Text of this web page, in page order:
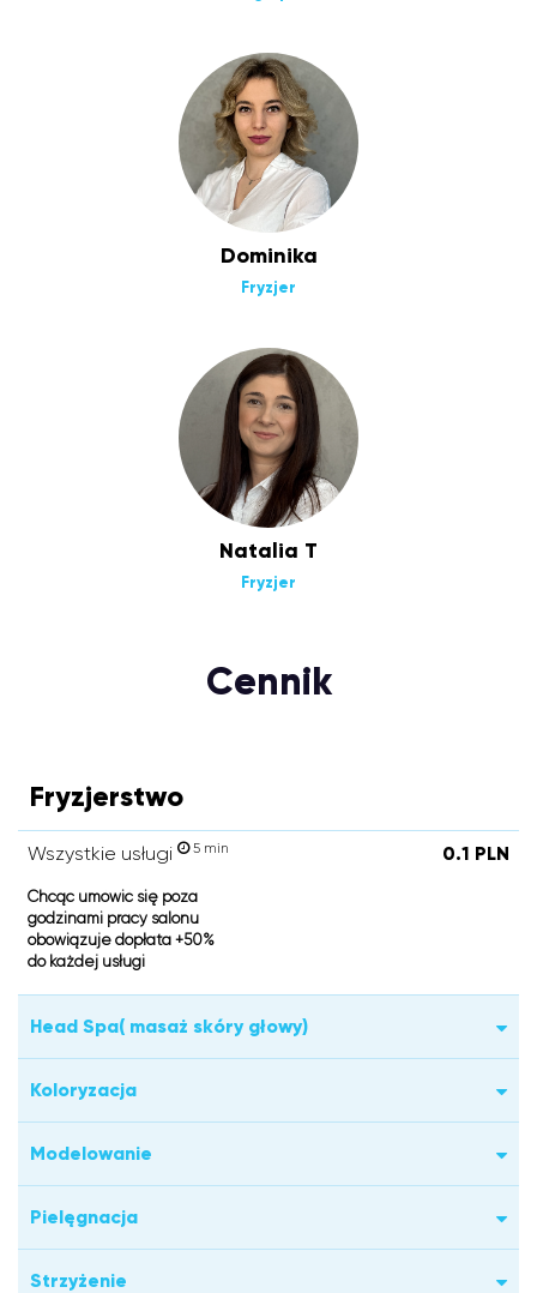
Dominika
Fryzjer
Natalia T
Fryzjer
Cennik
Fryzjerstwo
Wszystkie usługi 5 min 0.1 PLN
Chcąc umówić się poza
godzinami pracy salonu
obowiązuje dopłata +50%
do każdej usługi
Head Spa( masaż skóry głowy)
Koloryzacja
Modelowanie
Pielęgnacja
Strzyżenie